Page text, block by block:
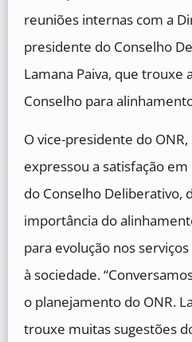
reuniões internas com a
presidente do Conselho
Lamana Paiva, que trouxe
Conselho para
O vice-presidente do
expressou a satisfação
do Conselho Deliberativo,
importância do
para evolução nos
à sociedade.
o planejamento do ONR.
trouxe muitas sugestões